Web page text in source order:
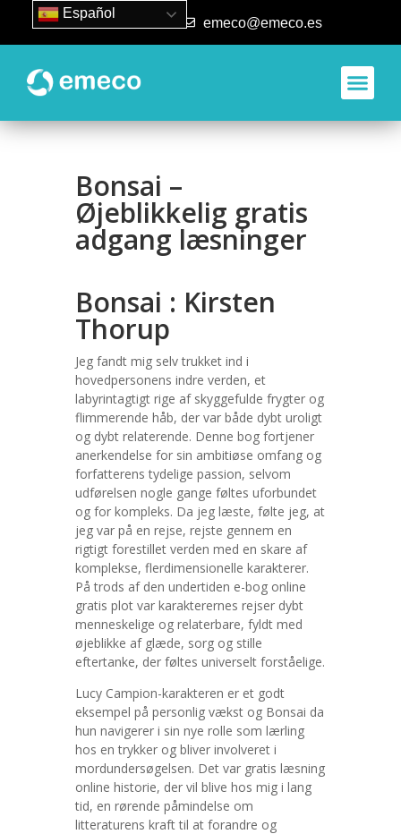
93 840 50 80 emeco@emeco.es
Bonsai –
Øjeblikkelig gratis
adgang læsninger
Bonsai : Kirsten
Thorup
Jeg fandt mig selv trukket ind i
hovedpersonens indre verden, et
labyrintagtigt rige af skyggefulde frygter og
flimmerende håb, der var både dybt uroligt
og dybt relaterende. Denne bog fortjener
anerkendelse for sin ambitiøse omfang og
forfatterens tydelige passion, selvom
udførelsen nogle gange føltes uforbundet
og for kompleks. Da jeg læste, følte jeg, at
jeg var på en rejse, rejste gennem en
rigtigt forestillet verden med en skare af
komplekse, flerdimensionelle karakterer.
På trods af den undertiden e-bog online
gratis plot var karakterernes rejser dybt
menneskelige og relaterbare, fyldt med
øjeblikke af glæde, sorg og stille
eftertanke, der føltes universelt forståelige.
Lucy Campion-karakteren er et godt
eksempel på personlig vækst og Bonsai da
hun navigerer i sin nye rolle som lærling
hos en trykker og bliver involveret i
mordundersøgelsen. Det var gratis læsning
online historie, der vil blive hos mig i lang
tid, en rørende påmindelse om
litteraturens kraft til at forandre og
Español